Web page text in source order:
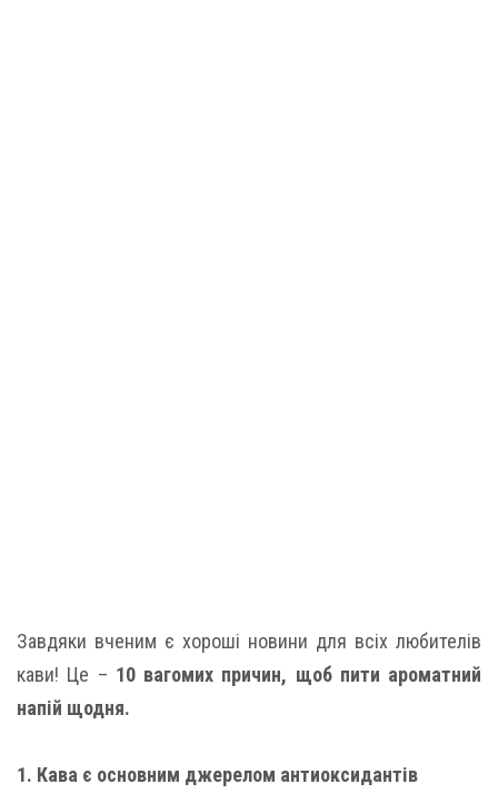
Завдяки вченим є хороші новини для всіх любителів
кави! Це – 10 вагомих причин, щоб пити ароматний
напій щодня.
1. Кава є основним джерелом антиоксидантів